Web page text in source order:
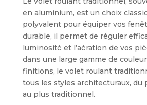
en aluminium, est un choix
polyvalent pour équiper vos
durable, il permet de réguler
luminosité et l’aération de vos
dans une large gamme de
finitions, le volet roulant
tous les styles architecturaux, du
au plus traditionnel.